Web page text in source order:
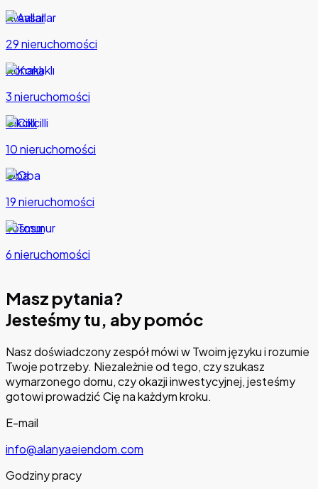
Avsallar
29 nieruchomości
Konaklı
3 nieruchomości
Cikcilli
10 nieruchomości
Oba
19 nieruchomości
Tosmur
6 nieruchomości
Masz pytania?
Jesteśmy tu, aby pomóc
Nasz doświadczony zespół mówi w Twoim języku i rozumie
Twoje potrzeby. Niezależnie od tego, czy szukasz
wymarzonego domu, czy okazji inwestycyjnej, jesteśmy
gotowi prowadzić Cię na każdym kroku.
E-mail
info@alanyaeiendom.com
Godziny pracy